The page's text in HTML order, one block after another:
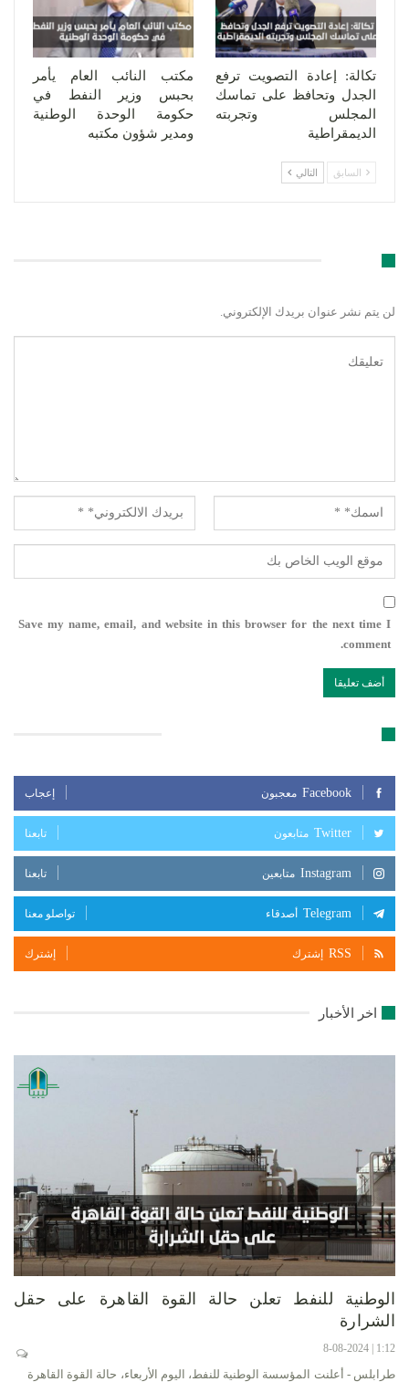
تكالة: إعادة التصويت ترفع
الجدل وتحافظ على تماسك
المجلس وتجربته
الديمقراطية
مكتب النائب العام يأمر
بحبس وزير النفط في
حكومة الوحدة الوطنية
ومدير شؤون مكتبه
السابق التالي
لن يتم نشر عنوان بريدك الإلكتروني.
Save my name, email, and website in this browser for the next time I
comment.
Facebook معجبون إعجاب
Twitter متابعون تابعنا
Instagram متابعين تابعنا
Telegram أصدقاء تواصلو معنا
RSS إشترك إشترك
اخر الأخبار
الوطنية للنفط تعلن حالة القوة القاهرة على حقل
الشرارة
1:12 | 8-08-2024
طرابلس - أعلنت المؤسسة الوطنية للنفط، اليوم الأربعاء، حالة القوة القاهرة